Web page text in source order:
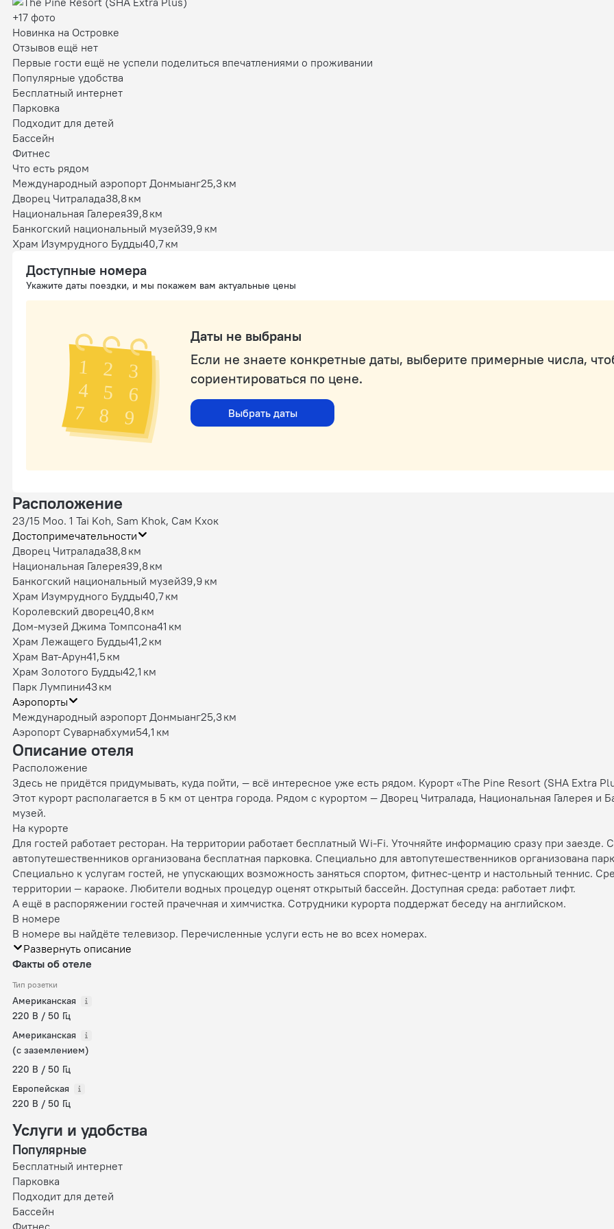
+17 фото
Новинка на Островке
Отзывов ещё нет
Первые гости ещё не успели поделиться впечатлениями о проживании
Популярные удобства
Бесплатный интернет
Парковка
Подходит для детей
Бассейн
Фитнес
Что есть рядом
Международный аэропорт Донмыанг25,3 км
Дворец Читралада38,8 км
Национальная Галерея39,8 км
Банкогский национальный музей39,9 км
Храм Изумрудного Будды40,7 км
Доступные номера
Укажите даты поездки, и мы покажем вам актуальные цены
Даты не выбраны
Если не знаете конкретные даты, выберите примерные числа,
сориентироваться по цене.
Выбрать даты
Расположение
23/15 Moo. 1 Tai Koh, Sam Khok, Сам Кхок
Достопримечательности
Дворец Читралада38,8 км
Национальная Галерея39,8 км
Банкогский национальный музей39,9 км
Храм Изумрудного Будды40,7 км
Королевский дворец40,8 км
Дом-музей Джима Томпсона41 км
Храм Лежащего Будды41,2 км
Храм Ват-Арун41,5 км
Храм Золотого Будды42,1 км
Парк Лумпини43 км
Аэропорты
Международный аэропорт Донмыанг25,3 км
Аэропорт Суварнабхуми54,1 км
Описание отеля
Расположение
Здесь не придётся придумывать, куда пойти, — всё интересное уже есть рядом. Курорт «The Pine Resort (SHA Extra
Этот курорт располагается в 5 км от центра города. Рядом с курортом — Дворец Читралада, Национальная Галерея и
музей.
На курорте
Для гостей работает ресторан. На территории работает бесплатный Wi-Fi. Уточняйте информацию сразу при заезде.
автопутешественников организована бесплатная парковка. Специально для автопутешественников организована
Специально к услугам гостей, не упускающих возможность заняться спортом, фитнес-центр и настольный теннис.
территории — караоке. Любители водных процедур оценят открытый бассейн. Доступная среда: работает лифт.
А ещё в распоряжении гостей прачечная и химчистка. Сотрудники курорта поддержат беседу на английском.
В номере
В номере вы найдёте телевизор. Перечисленные услуги есть не во всех номерах.
Развернуть описание
Факты об отеле
Тип розетки
Американская
220 В / 50 Гц
Американская
(с заземлением)
220 В / 50 Гц
Европейская
220 В / 50 Гц
Услуги и удобства
Популярные
Бесплатный интернет
Парковка
Подходит для детей
Бассейн
Фитнес